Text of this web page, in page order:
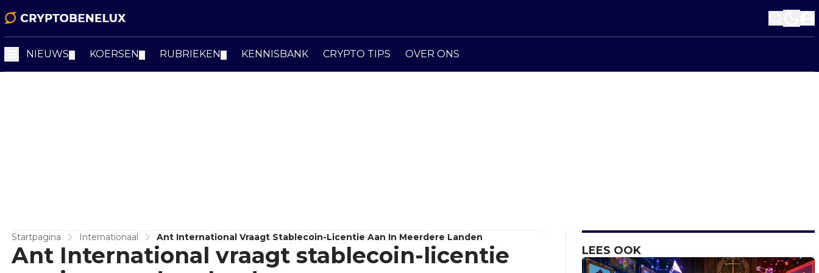
NIEUWS KOERSEN RUBRIEKEN KENNISBANK CRYPTO TIPS OVER ONS
Startpagina Internationaal Ant International Vraagt Stablecoin-Licentie Aan In Meerdere Landen
Ant International vraagt stablecoin-licentie
LEES OOK